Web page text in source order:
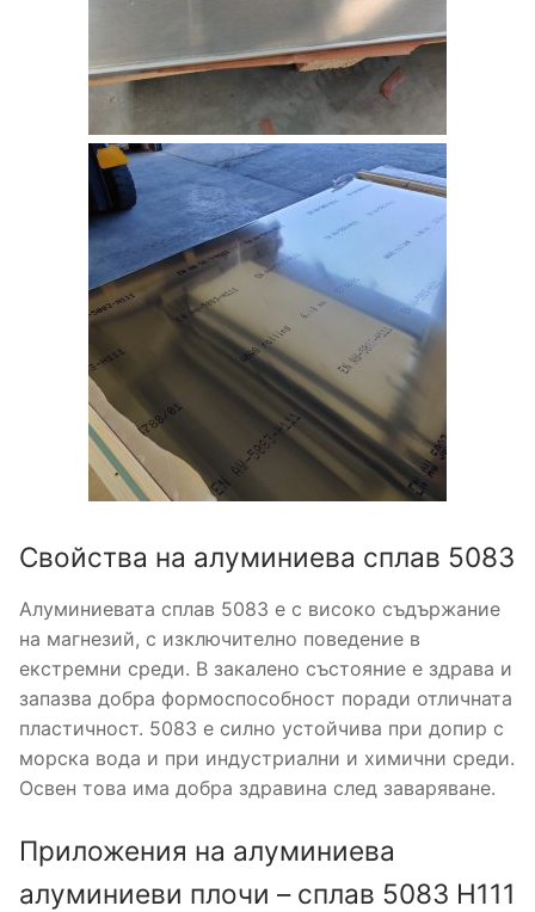
Свойства на алуминиева сплав 5083
Алуминиевата сплав 5083 е с високо съдържание
на магнезий, с изключително поведение в
екстремни среди. В закалено състояние е здрава и
запазва добра формоспособност поради отличната
пластичност. 5083 е силно устойчива при допир с
морска вода и при индустриални и химични среди.
Освен това има добра здравина след заваряване.
Приложения на алуминиева
алуминиеви плочи – сплав 5083 H111